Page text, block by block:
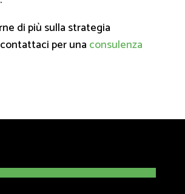
di più sulla strategia
per unaconsulenza